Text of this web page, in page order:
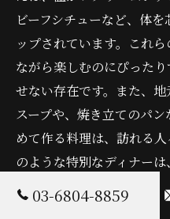
ビーフシチューなど、体
ップされています。これ
ながら楽しむのにぴった
せない存在です。また、
スープや、焼き立てのパン
めて作る料理は、訪れる人
のような特別なディナー
あり、代々木上原ならで
03-6804-8859